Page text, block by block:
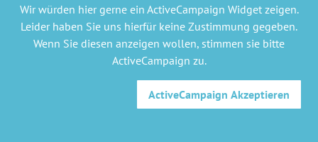
Wir würden hier gerne ein ActiveCampaign Widgetzeigen.
Leider haben Sie uns hierfür keine Zustimmung gegeben.
Wenn Sie diesen anzeigen wollen, stimmen sie bitte
ActiveCampaign zu.
ActiveCampaign Akzeptieren